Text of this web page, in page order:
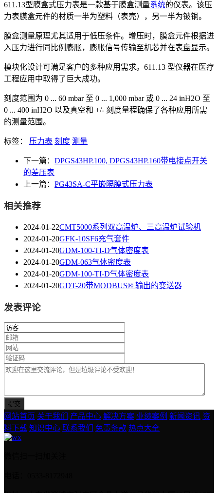
611.13型膜盒式压力表是一款基于膜盒测量系统的仪表。该压
力表膜盒元件的材质一半为塑料（表壳），另一半为铍铜。
膜盒测量原理尤其适用于低压条件。增压时，膜盒元件根据进
入压力进行同比例膨胀，膨胀信号传输至机芯并在表盘显示。
模块化设计可满足客户的多种应用需求。611.13 型仪器在医疗
工程应用中取得了巨大成功。
刻度范围为 0 ... 60 mbar 至 0 ... 1,000 mbar 或 0 ... 24 inH2O 至
0 ... 400 inH2O 以及真空和 +/- 刻度量程确保了各种应用所需
的测量范围。
标签： 压力表 刻度 测量
下一篇： DPGS43HP.100, DPGS43HP.160带电接点开关
的差压表
上一篇： PG43SA-C平嵌隔膜式压力表
相关推荐
2024-01-22CMT5000系列双高温炉、三高温炉试验机
2024-01-20GFK-10SF6充气套件
2024-01-20GDM-100-TI-D气体密度表
2024-01-20GDM-063气体密度表
2024-01-20GDM-100-TI-D气体密度表
2024-01-20GDT-20带MODBUS® 输出的变送器
发表评论
网站首页 关于我们 产品中心 解决方案 业绩案例 新闻资讯 资
料下载 知识中心 联系我们 免责条款 热点大全